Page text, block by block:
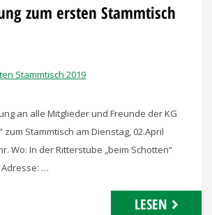
zum ersten Stammtisch
an alle Mitglieder und Freunde der KG
zum Stammtisch am Dienstag, 02.April
Wo: In der Ritterstube „beim Schotten“
Adresse: …
LESEN